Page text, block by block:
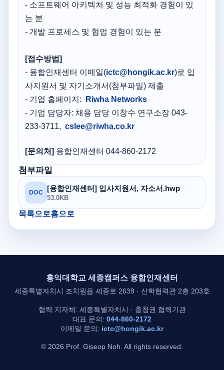
- 소프트웨어 아키텍처 및 성능 최적화 경험이 있
는 분
- 개발 프로세스 및 협업 경험이 있는 분
[접수방법]
- 융합인재센터 이메일(ictc@hongik.ac.kr)로 입
사지원서 및 자기소개서(첨부파일) 제출
- 기업 홈페이지:
Riwha Networks
- 기업 담당자: 채용 담당 이창수 연구소장 043-
233-3711, cslee@riwha.co.kr
[문의처] 융합인재센터 044-860-2172
첨부파일
DOC [융합인재센터] 입사지원서, 자소서.hwp
53.0KB
목록으로홈으로
홍익대학교 세종캠퍼스 융합인재센터
세종특별자치시 조치원읍 세종로 2639 · 산학협력관 2층 203호
협력 지자체: 세종특별자치시 · 충청권 협력기관
대표 문의: 044-860-2172
이메일 문의: ictc@hongik.ac.kr
© 2026 Prof. Giseop Noh. All rights reserved.